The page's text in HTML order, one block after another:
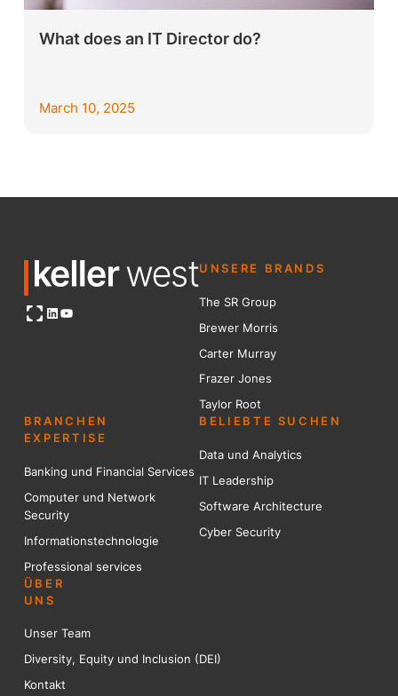
What does an IT Director do?
March 10, 2025
Open OG imageLinkedIn
YouTube
UNSERE BRANDS
The SR Group
Brewer Morris
Carter Murray
Frazer Jones
Taylor Root
BRANCHEN
EXPERTISE
Banking und Financial Services
Computer und Network
Security
Informationstechnologie
Professional services
BELIEBTE SUCHEN
Data und Analytics
IT Leadership
Software Architecture
Cyber Security
ÜBER
UNS
Unser Team
Diversity, Equity und Inclusion (DEI)
Kontakt